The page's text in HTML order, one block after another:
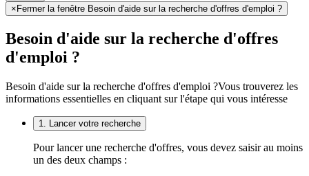
× Fermer la fenêtre Besoin d'aide sur la recherche d'offres d'emploi ?
Besoin d'aide sur la recherche d'offres
d'emploi ?
Besoin d'aide sur la recherche d'offres d'emploi ?Vous trouverez les
informations essentielles en cliquant sur l'étape qui vous intéresse
1. Lancer votre recherche
Pour lancer une recherche d'offres, vous devez saisir au moins
un des deux champs :